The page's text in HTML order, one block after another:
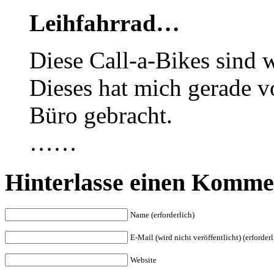
Leihfahrrad…
Diese Call-a-Bikes sind
Dieses hat mich gerade
Büro gebracht.
……
Hinterlasse einen
Name (erforderlich)
E-Mail (wird nicht veröffentlicht)
Website